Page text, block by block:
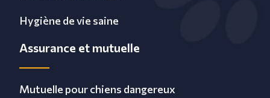
Hygiène de vie saine
Assurance et mutuelle
Mutuelle pour chiens dangereux